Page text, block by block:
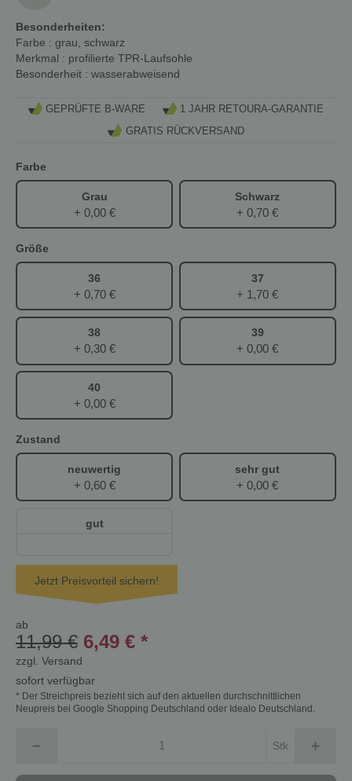
Besonderheiten:
Farbe : grau, schwarz
Merkmal : profilierte TPR-Laufsohle
Besonderheit : wasserabweisend
GEPRÜFTE B-WARE
1 JAHR RETOURA-GARANTIE
GRATIS RÜCKVERSAND
Farbe
Grau
+ 0,00 €
Schwarz
+ 0,70 €
Größe
36
+ 0,70 €
37
+ 1,70 €
38
+ 0,30 €
39
+ 0,00 €
40
+ 0,00 €
Zustand
neuwertig
+ 0,60 €
sehr gut
+ 0,00 €
gut
Jetzt Preisvorteil sichern!
ab
11,99 € 6,49 € *
zzgl. Versand
sofort verfügbar
* Der Streichpreis bezieht sich auf den aktuellen durchschnittlichen
Neupreis bei Google Shopping Deutschland oder Idealo Deutschland.
Stk